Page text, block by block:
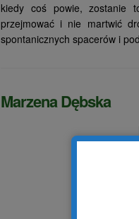
kiedy coś powie, zostanie
przejmować i nie martwić
spontanicznych spacerów i
Marzena Dębska